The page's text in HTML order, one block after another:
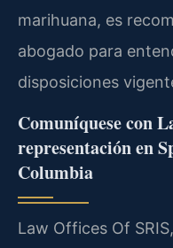
marihuana, es
abogado para
disposiciones
Comuníquese con
representación en
Columbia
Law Offices Of